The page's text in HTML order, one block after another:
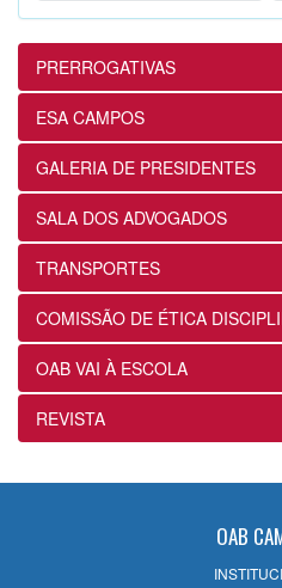
12ª
Masterclass
Prática
24/07/2026
12ª Subseção
ações
futuros
24/07/2026
OABRJ
manuais e
a advocacia
22/07/2026
PRERROGATIVAS
ESA CAMPOS
GALERIA DE PRESIDENTES
SALA DOS ADVOGADOS
TRANSPORTES
COMISSÃO DE ÉTICA
OAB VAI À ESCOLA
REVISTA
OAB